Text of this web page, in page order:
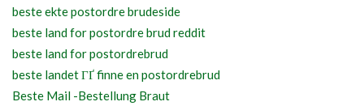
beste ekte postordre brudeside
beste land for postordre brud reddit
beste land for postordrebrud
beste landet ГҐ finne en postordrebrud
Beste Mail -Bestellung Braut